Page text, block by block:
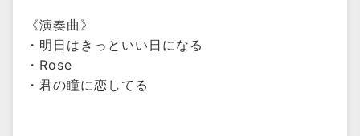
《演奏曲》
・明日はきっといい日になる
・Rose
・君の瞳に恋してる